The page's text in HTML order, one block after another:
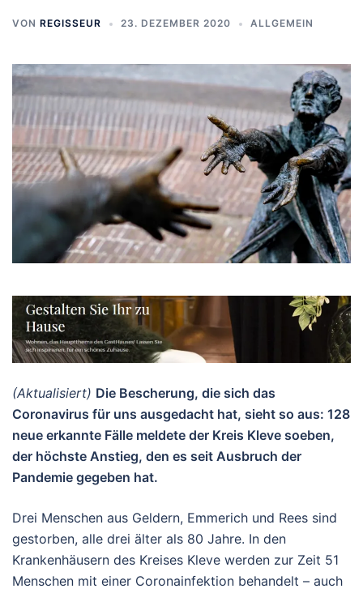
VON REGISSEUR 23. DEZEMBER 2020 ALLGEMEIN
(Aktualisiert) Die Bescherung, die sich das
Coronavirus für uns ausgedacht hat, sieht so aus: 128
neue erkannte Fälle meldete der Kreis Kleve soeben,
der höchste Anstieg, den es seit Ausbruch der
Pandemie gegeben hat.
Drei Menschen aus Geldern, Emmerich und Rees sind
gestorben, alle drei älter als 80 Jahre. In den
Krankenhäusern des Kreises Kleve werden zur Zeit 51
Menschen mit einer Coronainfektion behandelt – auch